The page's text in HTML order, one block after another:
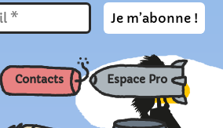
Contacts Espace Pro